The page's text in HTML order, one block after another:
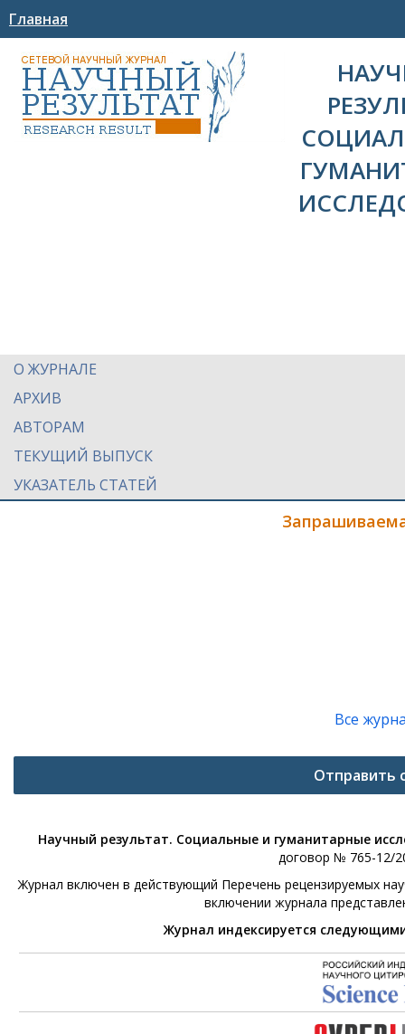
Главная
О ЖУРНАЛЕ
АРХИВ
АВТОРАМ
ТЕКУЩИЙ ВЫПУСК
УКАЗАТЕЛЬ СТАТЕЙ
Все
Отправить
Научный результат. Социальные и гуманитарные
договор № 765-12/
Журнал включен в действующий Перечень рецензируемых
включении журнала
Журнал индексируется